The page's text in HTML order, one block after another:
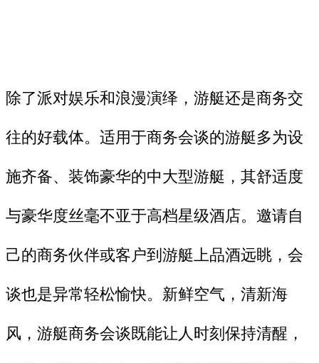
除了派对娱乐和浪漫演绎，游艇还是商务交
往的好载体。适用于商务会谈的游艇多为设
施齐备、装饰豪华的中大型游艇，其舒适度
与豪华度丝毫不亚于高档星级酒店。邀请自
己的商务伙伴或客户到游艇上品酒远眺，会
谈也是异常轻松愉快。新鲜空气，清新海
风，游艇商务会谈既能让人时刻保持清醒，